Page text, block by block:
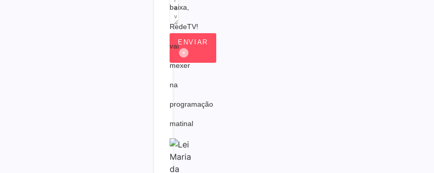
ENVIAR
baixa,
RedeTV!
vai
mexer
na
programação
matinal